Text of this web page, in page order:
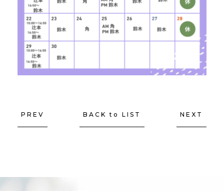
PREV BACK to LIST NEXT